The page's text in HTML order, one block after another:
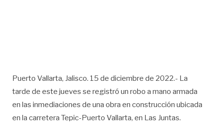
Puerto Vallarta, Jalisco. 15 de diciembre de 2022.- La
tarde de este jueves se registró un robo a mano armada
en las inmediaciones de una obra en construcción ubicada
en la carretera Tepic-Puerto Vallarta, en Las Juntas.